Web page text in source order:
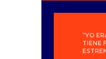
“YO
TIENE